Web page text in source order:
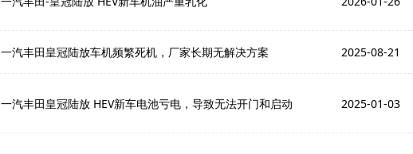
一汽丰田皇冠陆放车机频繁死机，厂家长期无解决方案 2025-08-21
一汽丰田皇冠陆放 HEV新车电池亏电，导致无法开门和启动 2025-01-03